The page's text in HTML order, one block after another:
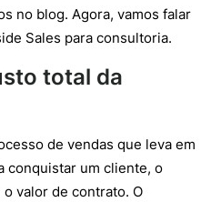
no blog. Agora, vamos falar
Sales para consultoria.
total da
de vendas que leva em
conquistar um cliente, o
valor de contrato. O